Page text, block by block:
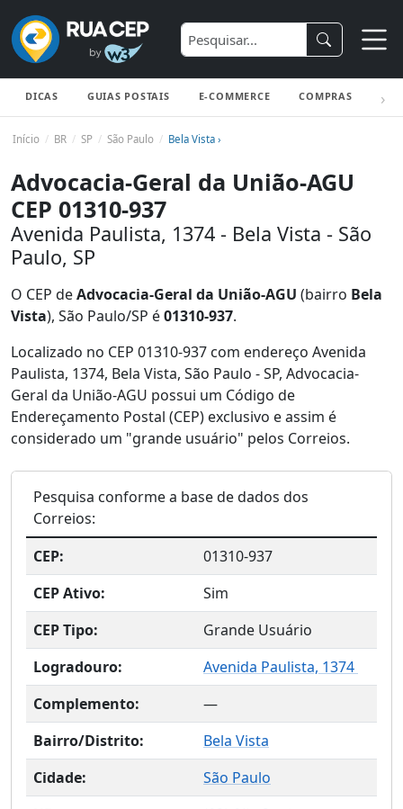
DICAS GUIAS POSTAIS E-COMMERCE COMPRAS
Início BR SP São Paulo Bela Vista ›
Advocacia-Geral da União-AGU
CEP 01310-937
Avenida Paulista, 1374 - Bela Vista - São
Paulo, SP
O CEP deAdvocacia-Geral da União-AGU (bairro Bela
Vista), São Paulo/SP é01310-937.
Localizado no CEP 01310-937 com endereço Avenida
Paulista, 1374, Bela Vista, São Paulo - SP, Advocacia-
Geral da União-AGU possui um Código de
Endereçamento Postal (CEP) exclusivo e assim é
considerado um "grande usuário" pelos Correios.
Pesquisa conforme a base de dados dos
Correios:
CEP:
01310-937
CEP Ativo:
Sim
CEP Tipo:
Grande Usuário
Logradouro:
Avenida Paulista, 1374
Complemento:
—
Bairro/Distrito:
Bela Vista
Cidade:
São Paulo